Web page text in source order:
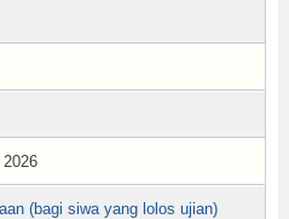
(bagi siwa yang lolos ujian)